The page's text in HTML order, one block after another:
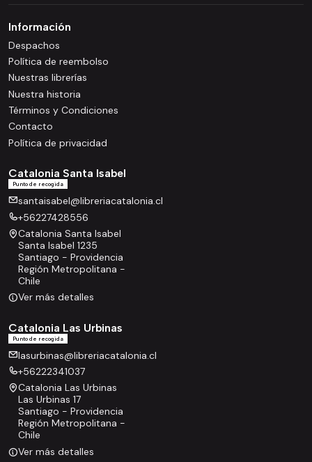
Información
Despachos
Política de reembolso
Nuestras librerías
Nuestra historia
Términos y Condiciones
Contacto
Política de privacidad
Catalonia Santa Isabel
Punto de recogida
santaisabel@libreriacatalonia.cl
+56227428556
Catalonia Santa Isabel
Santa Isabel 1235
Santiago - Providencia
Región Metropolitana -
Chile
Ver más detalles
Catalonia Las Urbinas
Punto de recogida
lasurbinas@libreriacatalonia.cl
+56222341037
Catalonia Las Urbinas
Las Urbinas 17
Santiago - Providencia
Región Metropolitana -
Chile
Ver más detalles